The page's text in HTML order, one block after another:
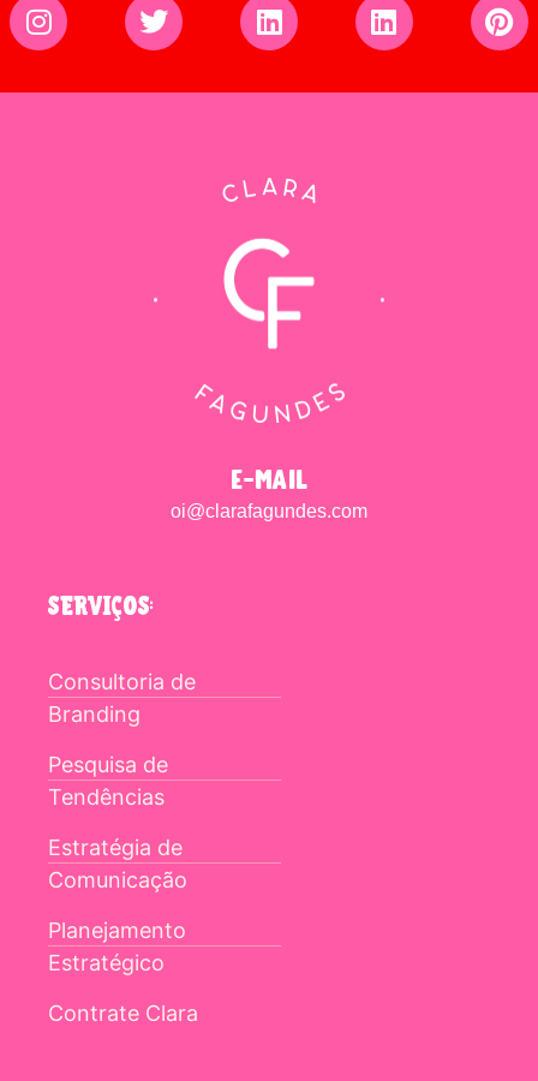
e-mail
oi@clarafagundes.com
SERVIÇOS:
Consultoria de
Branding
Pesquisa de
Tendências
Estratégia de
Comunicação
Planejamento
Estratégico
Contrate Clara